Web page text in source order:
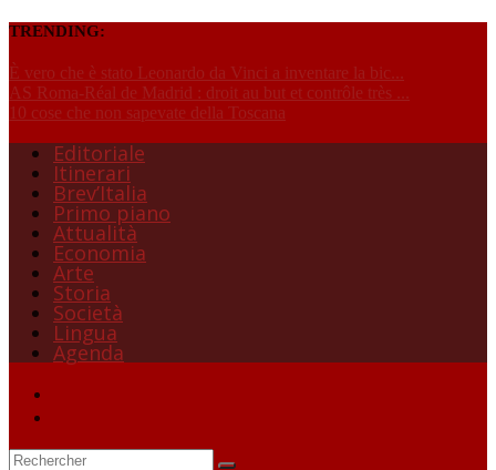
TRENDING:
È vero che è stato Leonardo da Vinci a inventare la bic...
AS Roma-Réal de Madrid : droit au but et contrôle très ...
10 cose che non sapevate della Toscana
Editoriale
Itinerari
Brev’Italia
Primo piano
Attualità
Economia
Arte
Storia
Società
Lingua
Agenda